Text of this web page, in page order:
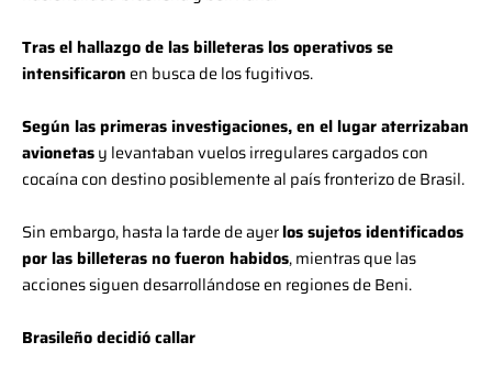
Tras el hallazgo de las billeteras los operativos se
intensificaron en busca de los fugitivos.
Según las primeras investigaciones, en el lugar aterrizaban
avionetasy levantaban vuelos irregulares cargados con
cocaína con destino posiblemente al país fronterizo de Brasil.
Sin embargo, hasta la tarde de ayerlos sujetos identificados
por las billeteras no fueron habidos, mientras que las
acciones siguen desarrollándose en regiones de Beni.
Brasileño decidió callar